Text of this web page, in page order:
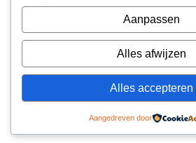
tijd dat jou
Aanpassen
Alles afwijzen
Alles accepteren
Aangedreven door